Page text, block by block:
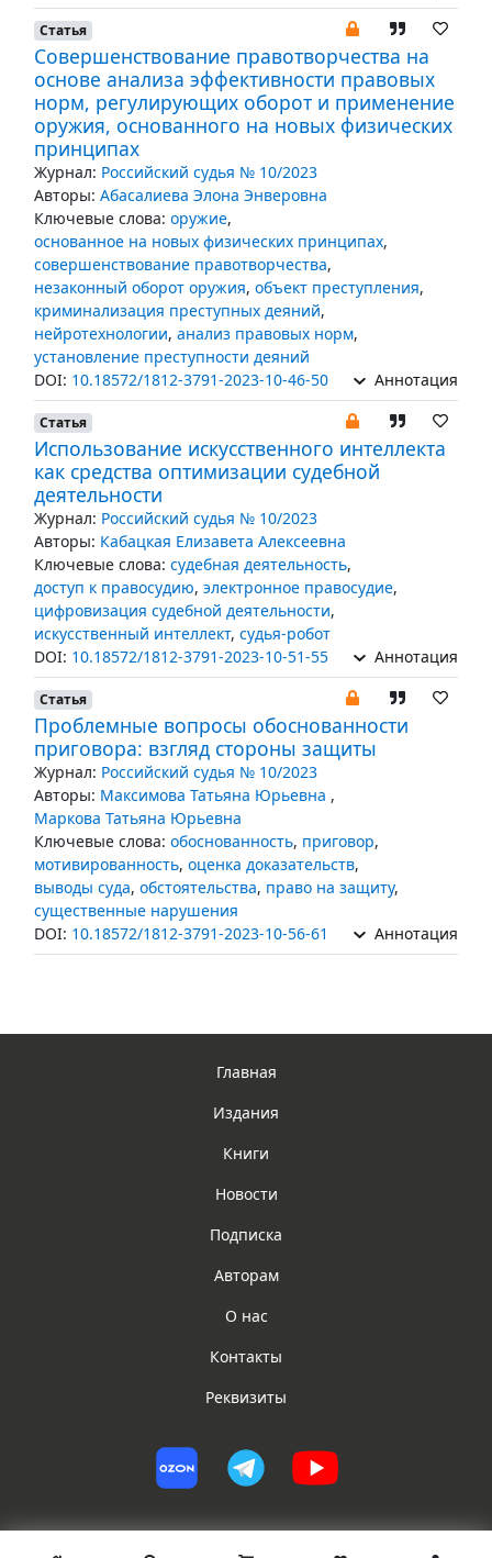
Статья
Совершенствование правотворчества на
основе анализа эффективности правовых
норм, регулирующих оборот и применение
оружия, основанного на новых физических
принципах
Журнал: Российский судья № 10/2023
Авторы: Абасалиева Элона Энверовна
Ключевые слова: оружие,
основанное на новых физических принципах,
совершенствование правотворчества,
незаконный оборот оружия, объект преступления,
криминализация преступных деяний,
нейротехнологии, анализ правовых норм,
установление преступности деяний
DOI: 10.18572/1812-3791-2023-10-46-50 Аннотация
Статья
Использование искусственного интеллекта
как средства оптимизации судебной
деятельности
Журнал: Российский судья № 10/2023
Авторы: Кабацкая Елизавета Алексеевна
Ключевые слова: судебная деятельность,
доступ к правосудию, электронное правосудие,
цифровизация судебной деятельности,
искусственный интеллект, судья-робот
DOI: 10.18572/1812-3791-2023-10-51-55 Аннотация
Статья
Проблемные вопросы обоснованности
приговора: взгляд стороны защиты
Журнал: Российский судья № 10/2023
Авторы: Максимова Татьяна Юрьевна ,
Маркова Татьяна Юрьевна
Ключевые слова: обоснованность, приговор,
мотивированность, оценка доказательств,
выводы суда, обстоятельства, право на защиту,
существенные нарушения
DOI: 10.18572/1812-3791-2023-10-56-61 Аннотация
Главная
Издания
Книги
Новости
Подписка
Авторам
О нас
Контакты
Реквизиты